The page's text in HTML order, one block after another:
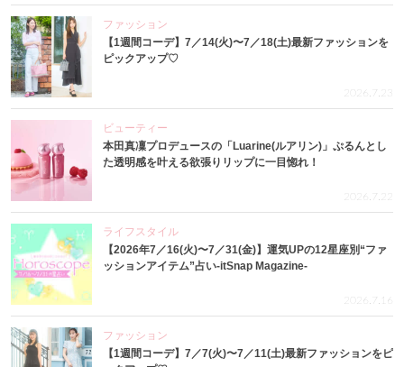
ファッション
【1週間コーデ】7／14(火)〜7／18(土)最新ファッションを
ピックアップ♡
2026.7.23
ビューティー
本田真凜プロデュースの「Luarine(ルアリン)」ぷるんとし
た透明感を叶える欲張りリップに一目惚れ！
2026.7.22
ライフスタイル
【2026年7／16(火)〜7／31(金)】運気UPの12星座別“ファ
ッションアイテム”占い-itSnap Magazine-
2026.7.16
ファッション
【1週間コーデ】7／7(火)〜7／11(土)最新ファッションをピ